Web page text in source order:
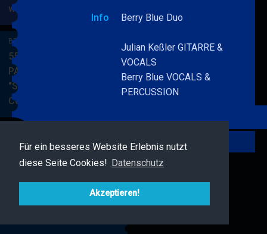
Für ein besseres Website Erlebnis nutzt
diese Seite Cookies! Datenschutz
Akzeptieren!
wunderbare Musik
BLUE
BAND
BERRY BLUE & BAND
55. JAZZ Matinee in den
PARKSIDE STUDIOS
"Songs von Nat King
Cole"
BAND
BERRY BLUE & FRIENDS
Live Jazz im MAMPF
&
Info Berry Blue Duo
Julian Keßler GITARRE &
VOCALS
Berry Blue VOCALS &
PERCUSSION
Zurück